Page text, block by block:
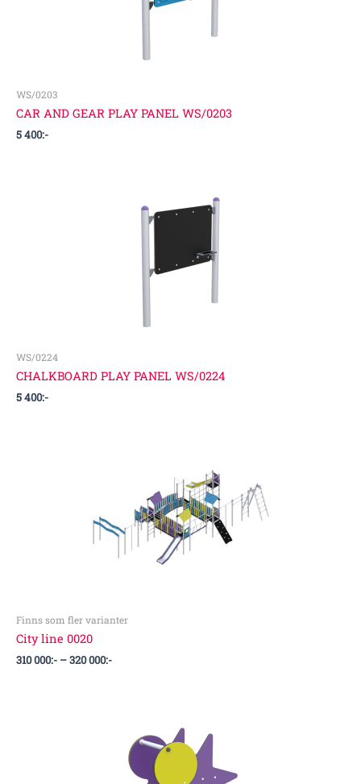
WS/0203
CAR AND GEAR PLAY PANEL WS/0203
5 400:-
WS/0224
CHALKBOARD PLAY PANEL WS/0224
5 400:-
Finns som fler varianter
City line 0020
310 000:- –320 000:-
000:-